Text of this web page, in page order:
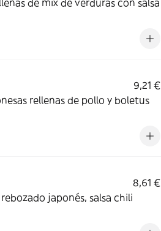
de mix de verduras con salsa
9,21 €
rellenas de pollo y boletus
8,61 €
japonés, salsa chili